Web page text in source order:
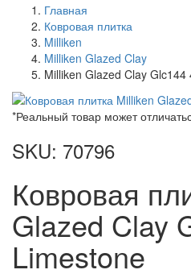
Главная
Ковровая плитка
Milliken
Milliken Glazed Clay
Milliken Glazed Clay
*Реальный товар может
SKU: 70796
Ковровая
Glazed Clay
Limestone